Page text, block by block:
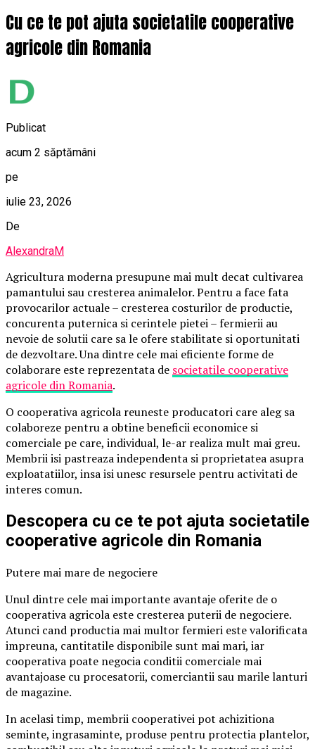
Cu ce te pot ajuta societatile cooperative
agricole din Romania
Publicat
acum 2 săptămâni
pe
iulie 23, 2026
De
AlexandraM
Agricultura moderna presupune mai mult decat cultivarea
pamantului sau cresterea animalelor. Pentru a face fata
provocarilor actuale – cresterea costurilor de productie,
concurenta puternica si cerintele pietei – fermierii au
nevoie de solutii care sa le ofere stabilitate si oportunitati
de dezvoltare. Una dintre cele mai eficiente forme de
colaborare este reprezentata de societatile cooperative
agricole din Romania.
O cooperativa agricola reuneste producatori care aleg sa
colaboreze pentru a obtine beneficii economice si
comerciale pe care, individual, le-ar realiza mult mai greu.
Membrii isi pastreaza independenta si proprietatea asupra
exploatatiilor, insa isi unesc resursele pentru activitati de
interes comun.
Descopera cu ce te pot ajuta societatile
cooperative agricole din Romania
Putere mai mare de negociere
Unul dintre cele mai importante avantaje oferite de o
cooperativa agricola este cresterea puterii de negociere.
Atunci cand productia mai multor fermieri este valorificata
impreuna, cantitatile disponibile sunt mai mari, iar
cooperativa poate negocia conditii comerciale mai
avantajoase cu procesatorii, comerciantii sau marile lanturi
de magazine.
In acelasi timp, membrii cooperativei pot achizitiona
seminte, ingrasaminte, produse pentru protectia plantelor,